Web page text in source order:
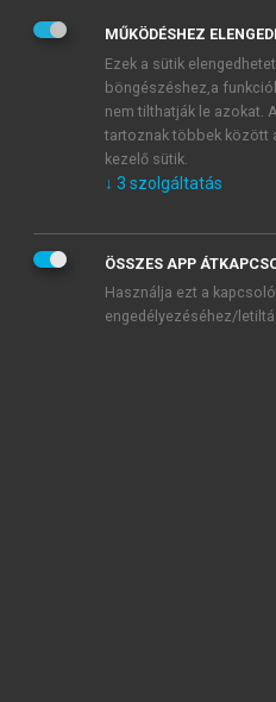
Adatkezelési
veszem és elfogadom.
Általános vásárlási
mersz.huoldalak
tudomásul veszem és
MŰKÖDÉSHEZ
Ezek a sütik
böngészéshez,a
nem tilthatják le azokat.
tartoznak többek között
kezelő sütik.
↓ 3 szolgáltatás
ÖSSZES APP
Használja ezt a
engedélyezéséhez/